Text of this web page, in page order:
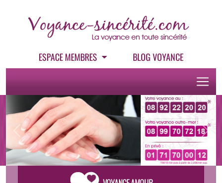
ESPACE MEMBRES BLOG VOYANCE
Previous Next